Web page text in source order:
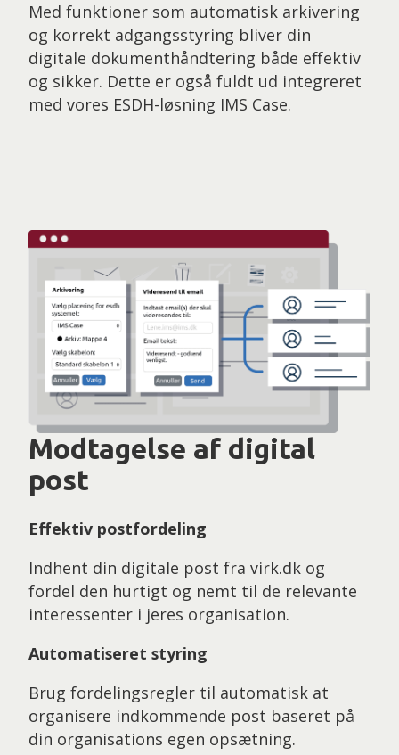
Med funktioner som automatisk arkivering
og korrekt adgangsstyring bliver din
digitale dokumenthåndtering både effektiv
og sikker. Dette er også fuldt ud integreret
med vores ESDH-løsning IMS Case.
Modtagelse af digital
post
Effektiv postfordeling
Indhent din digitale post fra virk.dk og
fordel den hurtigt og nemt til de relevante
interessenter i jeres organisation.
Automatiseret styring
Brug fordelingsregler til automatisk at
organisere indkommende post baseret på
din organisations egen opsætning.